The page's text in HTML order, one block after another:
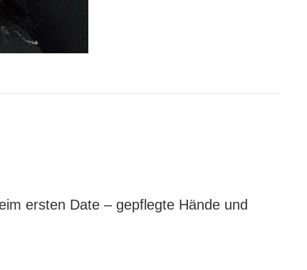
ersten Date – gepflegte Hände und